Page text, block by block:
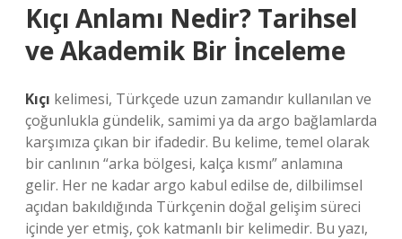
Kıçı Anlamı Nedir? Tarihsel
ve Akademik Bir İnceleme
Kıçı kelimesi, Türkçede uzun zamandır kullanılan ve
çoğunlukla gündelik, samimi ya da argo bağlamlarda
karşımıza çıkan bir ifadedir. Bu kelime, temel olarak
bir canlının “arka bölgesi, kalça kısmı” anlamına
gelir. Her ne kadar argo kabul edilse de, dilbilimsel
açıdan bakıldığında Türkçenin doğal gelişim süreci
içinde yer etmiş, çok katmanlı bir kelimedir. Bu yazı,